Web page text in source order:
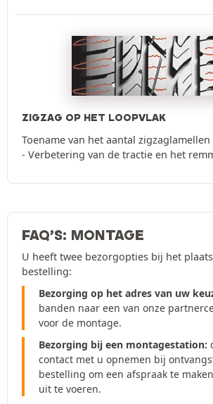
ZIGZAG OP HET LOOPVLAK
Toename van het aantal
- Verbetering van de tractie en het
FAQ’S: MONTAGE
U heeft twee bezorgopties bij het
bestelling:
Bezorging op het adres van uw
banden naar een van onze
voor de montage.
Bezorging bij een montagestation:
contact met u opnemen bij
bestelling om een afspraak te
uit te voeren.